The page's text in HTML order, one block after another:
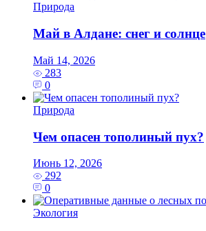
Природа
Май в Алдане: снег и солнце
Май 14, 2026
283
0
Природа
Чем опасен тополиный пух?
Июнь 12, 2026
292
0
Экология